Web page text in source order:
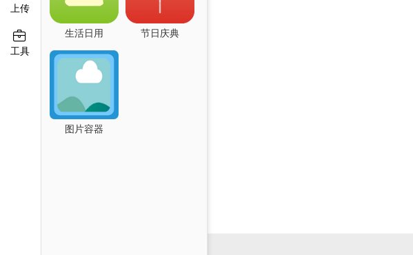
上传

工具
生活日用 节日庆典
图片容器